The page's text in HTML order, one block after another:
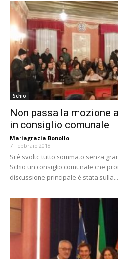
Schio
Non passa la mozione
in consiglio comunale
Mariagrazia Bonollo -
7 Febbraio 2018
Si è svolto tutto sommato senza
Schio un consiglio comunale che
discussione principale è stata sulla...